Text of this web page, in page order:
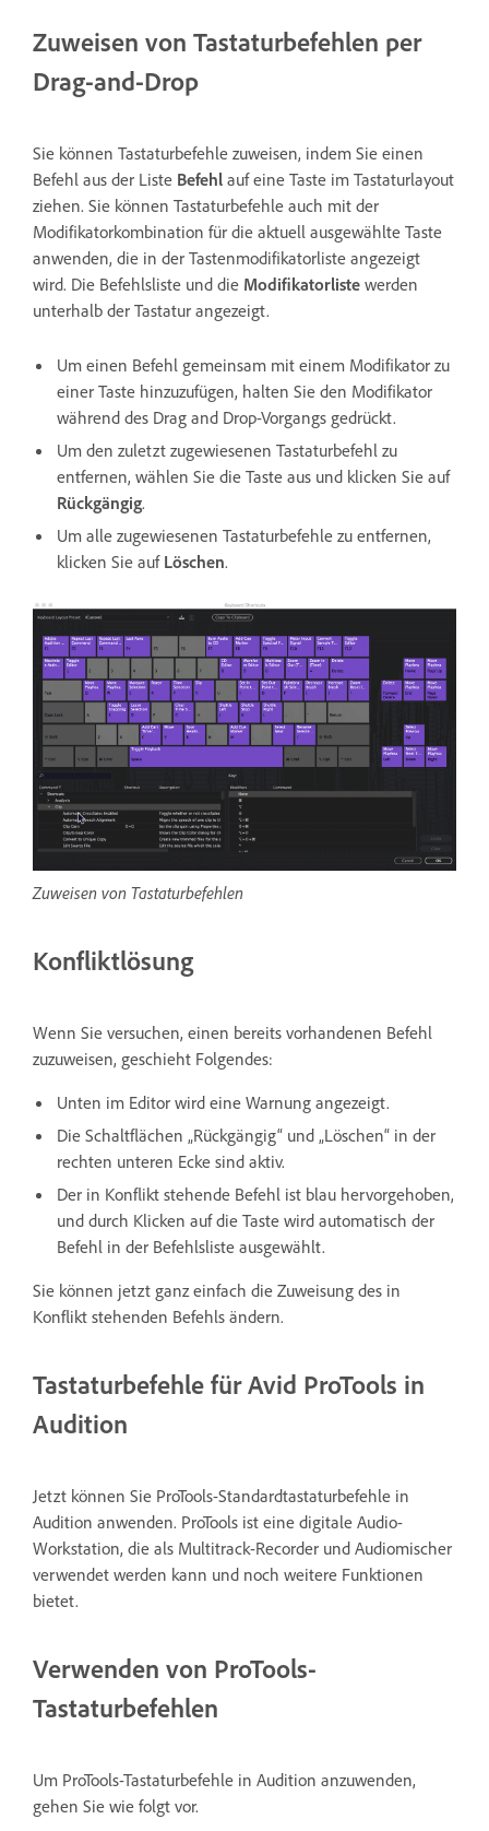
Zuweisen von Tastaturbefehlen per
Drag-and-Drop
Sie können Tastaturbefehle zuweisen, indem Sie einen
Befehl aus der Liste Befehl auf eine Taste im Tastaturlayout
ziehen. Sie können Tastaturbefehle auch mit der
Modifikatorkombination für die aktuell ausgewählte Taste
anwenden, die in der Tastenmodifikatorliste angezeigt
wird. Die Befehlsliste und die Modifikatorliste werden
unterhalb der Tastatur angezeigt.
Um einen Befehl gemeinsam mit einem Modifikator zu
einer Taste hinzuzufügen, halten Sie den Modifikator
während des Drag and Drop-Vorgangs gedrückt.
Um den zuletzt zugewiesenen Tastaturbefehl zu
entfernen, wählen Sie die Taste aus und klicken Sie auf
Rückgängig.
Um alle zugewiesenen Tastaturbefehle zu entfernen,
klicken Sie auf Löschen.
Zuweisen von Tastaturbefehlen
Konfliktlösung
Wenn Sie versuchen, einen bereits vorhandenen Befehl
zuzuweisen, geschieht Folgendes:
Unten im Editor wird eine Warnung angezeigt.
Die Schaltflächen „Rückgängig“ und „Löschen“ in der
rechten unteren Ecke sind aktiv.
Der in Konflikt stehende Befehl ist blau hervorgehoben,
und durch Klicken auf die Taste wird automatisch der
Befehl in der Befehlsliste ausgewählt.
Sie können jetzt ganz einfach die Zuweisung des in
Konflikt stehenden Befehls ändern.
Tastaturbefehle für Avid ProTools in
Audition
Jetzt können Sie ProTools-Standardtastaturbefehle in
Audition anwenden. ProTools ist eine digitale Audio-
Workstation, die als Multitrack-Recorder und Audiomischer
verwendet werden kann und noch weitere Funktionen
bietet.
Verwenden von ProTools-
Tastaturbefehlen
Um ProTools-Tastaturbefehle in Audition anzuwenden,
gehen Sie wie folgt vor.